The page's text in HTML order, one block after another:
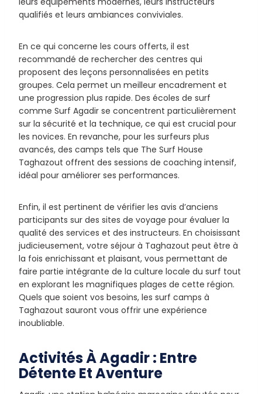
qualifiés et leurs ambiances conviviales.
En ce qui concerne les cours offerts, il est
recommandé de rechercher des centres qui
proposent des leçons personnalisées en petits
groupes. Cela permet un meilleur encadrement et
une progression plus rapide. Des écoles de surf
comme Surf Agadir se concentrent particulièrement
sur la sécurité et la technique, ce qui est crucial pour
les novices. En revanche, pour les surfeurs plus
avancés, des camps tels que The Surf House
Taghazout offrent des sessions de coaching intensif,
idéal pour améliorer ses performances.
Enfin, il est pertinent de vérifier les avis d’anciens
participants sur des sites de voyage pour évaluer la
qualité des services et des instructeurs. En choisissant
judicieusement, votre séjour à Taghazout peut être à
la fois enrichissant et plaisant, vous permettant de
faire partie intégrante de la culture locale du surf tout
en explorant les magnifiques plages de cette région.
Quels que soient vos besoins, les surf camps à
Taghazout sauront vous offrir une expérience
inoubliable.
Activités À Agadir : Entre
Détente Et Aventure